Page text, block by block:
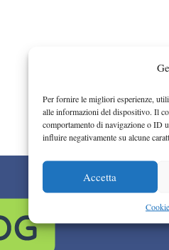
Per fornire le migliori esperienze,
alle informazioni del dispositivo. Il
comportamento di navigazione o ID
influire negativamente su alcune
Accetta